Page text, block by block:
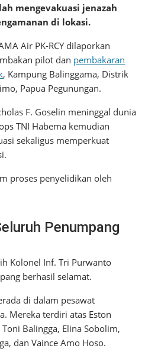
mengevakuasi jenazah
di lokasi.
Air PK-RCY dilaporkan
pilot dan pembakaran
, Kampung Balinggama, Distrik
Papua Pegunungan.
F. Goselin meninggal dunia
TNI Habema kemudian
sekaligus memperkuat
proses penyelidikan oleh
Penumpang
Kolonel Inf. Tri Purwanto
berhasil selamat.
di dalam pesawat
Mereka terdiri atas Eston
Balingga, Elina Sobolim,
dan Vaince Amo Hoso.